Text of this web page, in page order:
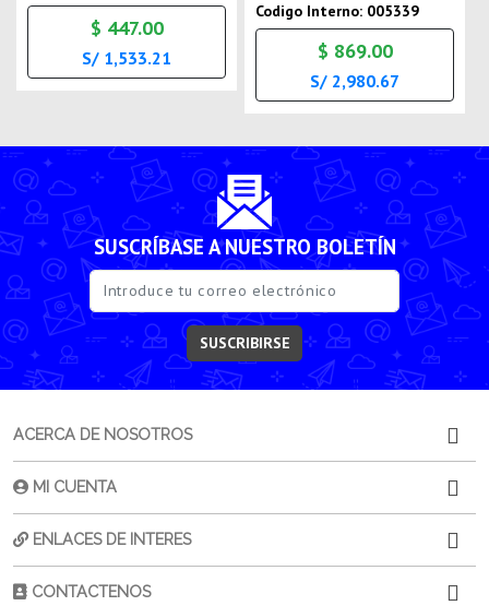
$ 447.00
S/ 1,533.21
Codigo Interno: 005339
$ 869.00
S/ 2,980.67
SUSCRÍBASE A NUESTRO BOLETÍN
SUSCRIBIRSE
ACERCA DE NOSOTROS
MI CUENTA
ENLACES DE INTERES
CONTACTENOS